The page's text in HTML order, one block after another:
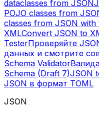
dataclasses from JSON
POJO classes from
classes from JSON
XMLConvert JSON to
TesterПроверяйте
данных и смотрите
Schema Validator
Schema (Draft 7)JSON
JSON в формат TOML
JSON